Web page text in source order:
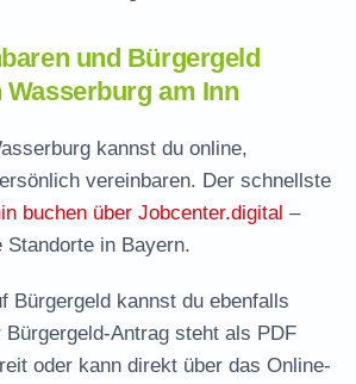
und Bürgergeld
Wasserburg am Inn
kannst du online,
vereinbaren. Der schnellste
buchen über Jobcenter.digital –
in Bayern.
Bürgergeld kannst du ebenfalls
Bürgergeld-Antrag steht als PDF
oder kann direkt über das Online-